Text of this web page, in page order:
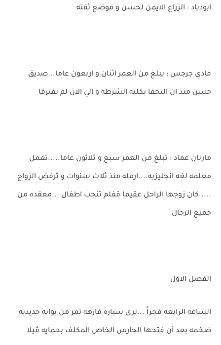
ابوذياد : الزراع الايمن لحسن و موضع ثقته
فادي جرجس : يبلغ من العمر اثنان و اربعون عاما...صديق
حسن منذ ان التحقا بكليه الشرطه و الي الان لم يفترقا
ماريان عماد : تبلغ من العمر سبع و ثلاثون عاما.....تعمل
معلمه لغه انجليزيه....ارمله منذ ثلاث سنوات و ترفض الزواج
.....كان زوجها الراحل عقيما قفلم تنجب اطفال ...معقده من
جميع الرجال
الفصل الاول
الساعه الرابعه فجراً ...نرى سياره فارهه تمر من بوابه حديديه
ضخمه بعد أن فتحها الحارس الخاص المكلف بحمايه ڤيلا